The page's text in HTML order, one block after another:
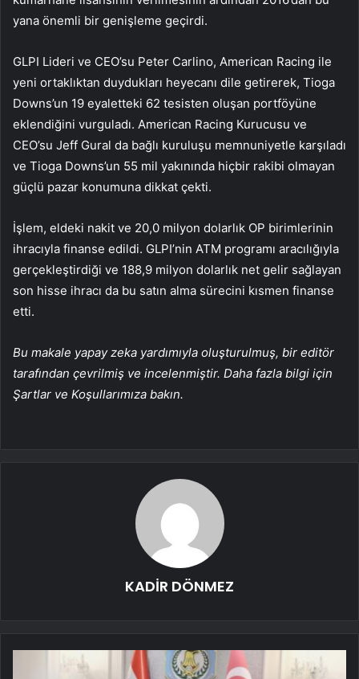
yana önemli bir genişleme geçirdi.
GLPI Lideri ve CEO’su Peter Carlino, American Racing ile
yeni ortaklıktan duydukları heyecanı dile getirerek, Tioga
Downs’un 19 eyaletteki 62 tesisten oluşan portföyüne
eklendiğini vurguladı. American Racing Kurucusu ve
CEO’su Jeff Gural da bağlı kuruluşu memnuniyetle karşıladı
ve Tioga Downs’un 55 mil yakınında hiçbir rakibi olmayan
güçlü pazar konumuna dikkat çekti.
İşlem, eldeki nakit ve 20,0 milyon dolarlık OP birimlerinin
ihracıyla finanse edildi. GLPI’nin ATM programı aracılığıyla
gerçekleştirdiği ve 188,9 milyon dolarlık net gelir sağlayan
son hisse ihracı da bu satın alma sürecini kısmen finanse
etti.
Bu makale yapay zeka yardımıyla oluşturulmuş, bir editör
tarafından çevrilmiş ve incelenmiştir. Daha fazla bilgi için
Şartlar ve Koşullarımıza bakın.
KADİR DÖNMEZ